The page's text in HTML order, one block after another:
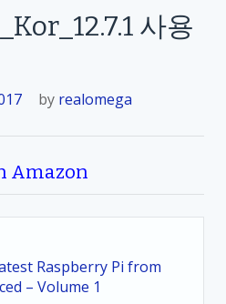
사용
by realomega
Amazon
Raspberry Pi from
– Volume 1